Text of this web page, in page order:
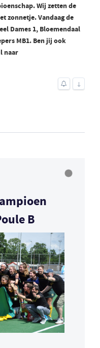
Wij zetten de
zonnetje. Vandaag de
Dames 1, Bloemendaal
MB1. Ben jij ook
naar
↓
B